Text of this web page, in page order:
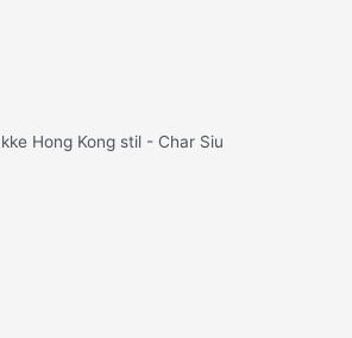
Hong Kong stil - Char Siu